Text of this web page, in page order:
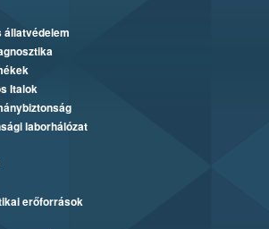
állatvédelem
Italok
laborhálózat
erőforrások